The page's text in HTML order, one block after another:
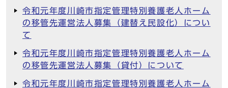
令和元年度川崎市指定管理特別養護老人ホーム
の移管先運営法人募集（建替え民設化）につい
て
令和元年度川崎市指定管理特別養護老人ホーム
の移管先運営法人募集（貸付）について
令和元年度川崎市指定管理特別養護老人ホーム